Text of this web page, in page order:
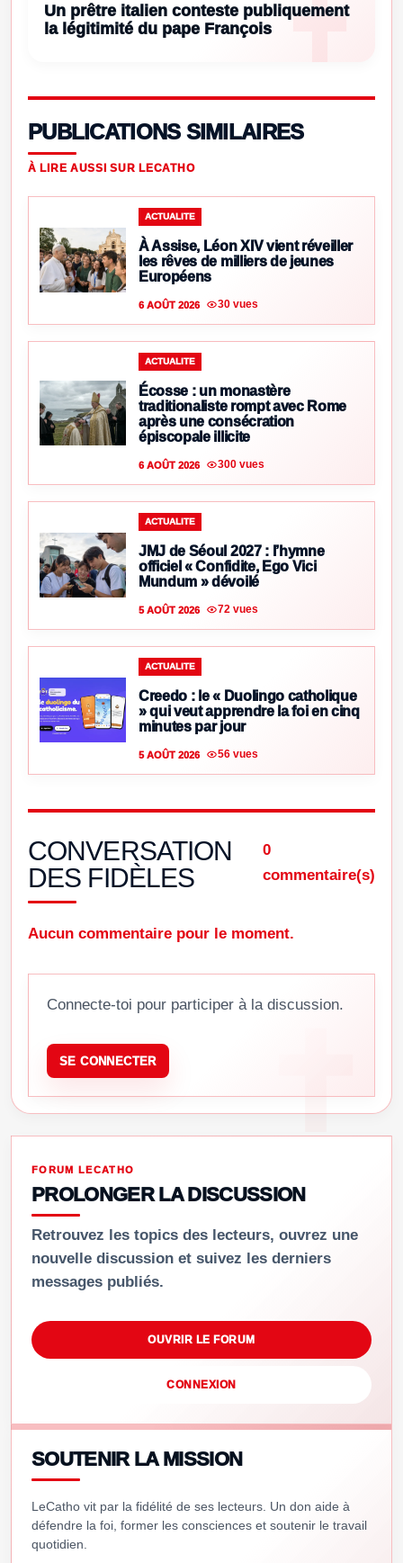
Un prêtre italien conteste publiquement
la légitimité du pape François
PUBLICATIONS SIMILAIRES
À LIRE AUSSI SUR LECATHO
ACTUALITE
À Assise, Léon XIV vient réveiller
les rêves de milliers de jeunes
Européens
6 AOÛT 2026 30 vues
ACTUALITE
Écosse : un monastère
traditionaliste rompt avec Rome
après une consécration
épiscopale illicite
6 AOÛT 2026 300 vues
ACTUALITE
JMJ de Séoul 2027 : l’hymne
officiel « Confidite, Ego Vici
Mundum » dévoilé
5 AOÛT 2026 72 vues
ACTUALITE
Creedo : le « Duolingo catholique
» qui veut apprendre la foi en cinq
minutes par jour
5 AOÛT 2026 56 vues
CONVERSATION
DES FIDÈLES
0
commentaire(s)
Aucun commentaire pour le moment.
Connecte-toi pour participer à la discussion.
SE CONNECTER
FORUM LECATHO
PROLONGER LA DISCUSSION
Retrouvez les topics des lecteurs, ouvrez une
nouvelle discussion et suivez les derniers
messages publiés.
OUVRIR LE FORUM
CONNEXION
SOUTENIR LA MISSION
LeCatho vit par la fidélité de ses lecteurs. Un don aide à
défendre la foi, former les consciences et soutenir le travail
quotidien.